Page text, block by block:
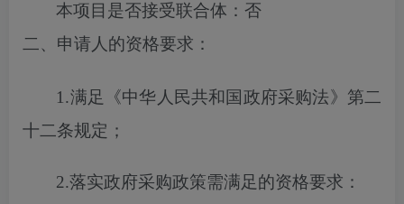
本项目 是否接受联合体 ：否
二、申请人的资格要求 ：
1.满足《中华人民共和国政府采购法》第二
十二条规定；
2.落实政府采购政策需满足的资格要求：